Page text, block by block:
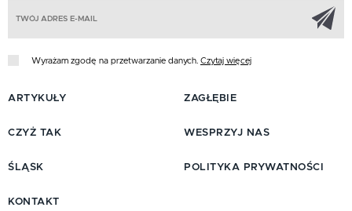
Wyrażam zgodę na przetwarzanie danych. Czytaj więcej
ARTYKUŁY
CZYŻ TAK
ŚLĄSK
ZAGŁĘBIE
WESPRZYJ NAS
POLITYKA PRYWATNOŚCI
KONTAKT